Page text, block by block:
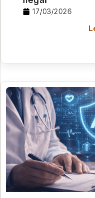
17/03/2026